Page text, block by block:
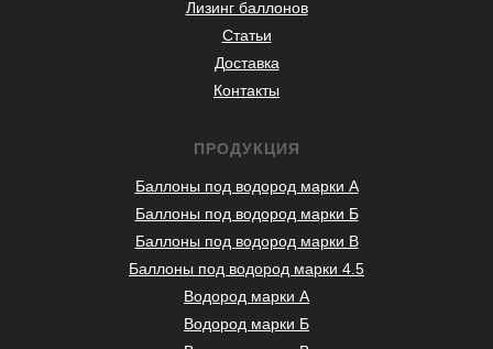
ПРОДУКЦИЯ
Баллоны под водород марки А
Баллоны под водород марки Б
Баллоны под водород марки В
Баллоны под водород марки 4.5
Водород марки А
Водород марки Б
Лизинг баллонов
Статьи
Доставка
Контакты